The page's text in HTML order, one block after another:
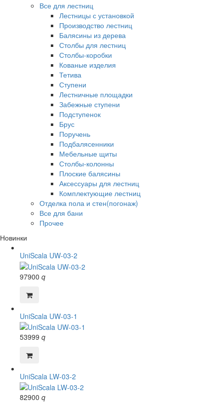
Все для лестниц
Лестницы с установкой
Производство лестниц
Балясины из дерева
Столбы для лестниц
Столбы-коробки
Кованые изделия
Тетива
Ступени
Лестничные площадки
Забежные ступени
Подступенок
Брус
Поручень
Подбалясенники
Мебельные щиты
Столбы-колонны
Плоские балясины
Аксессуары для лестниц
Комплектующие лестниц
Отделка пола и стен(погонаж)
Все для бани
Прочее
Новинки
UniScala UW-03-2
97900 q
UniScala UW-03-1
53999 q
UniScala LW-03-2
82900 q